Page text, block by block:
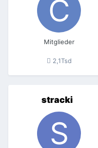
Mitglieder
2,1Tsd
stracki